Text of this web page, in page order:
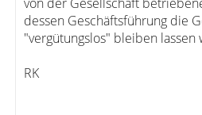
dessen Geschäftsführung die
"vergütungslos" bleiben lassen
RK